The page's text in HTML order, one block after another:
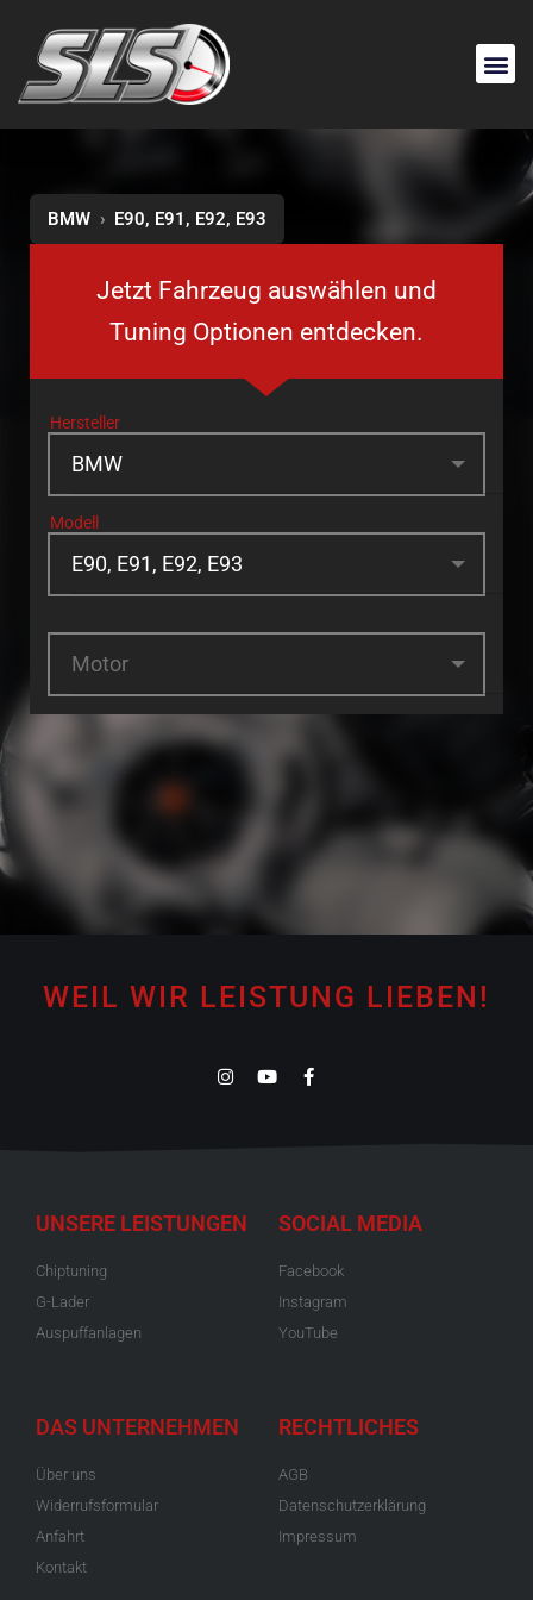
BMW › E90, E91, E92, E93
Jetzt Fahrzeug auswählen und
Tuning Optionen entdecken.
Hersteller
Modell
Motor
WEIL WIR LEISTUNG LIEBEN!
UNSERE LEISTUNGEN
Chiptuning
G-Lader
Auspuffanlagen
SOCIAL MEDIA
Facebook
Instagram
YouTube
DAS UNTERNEHMEN
Über uns
Widerrufsformular
Anfahrt
Kontakt
RECHTLICHES
AGB
Datenschutzerklärung
Impressum